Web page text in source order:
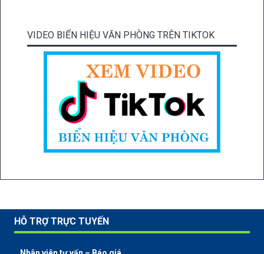
VIDEO BIỂN HIỆU VĂN PHÒNG TRÊN TIKTOK
HỖ TRỢ TRỰC TUYẾN